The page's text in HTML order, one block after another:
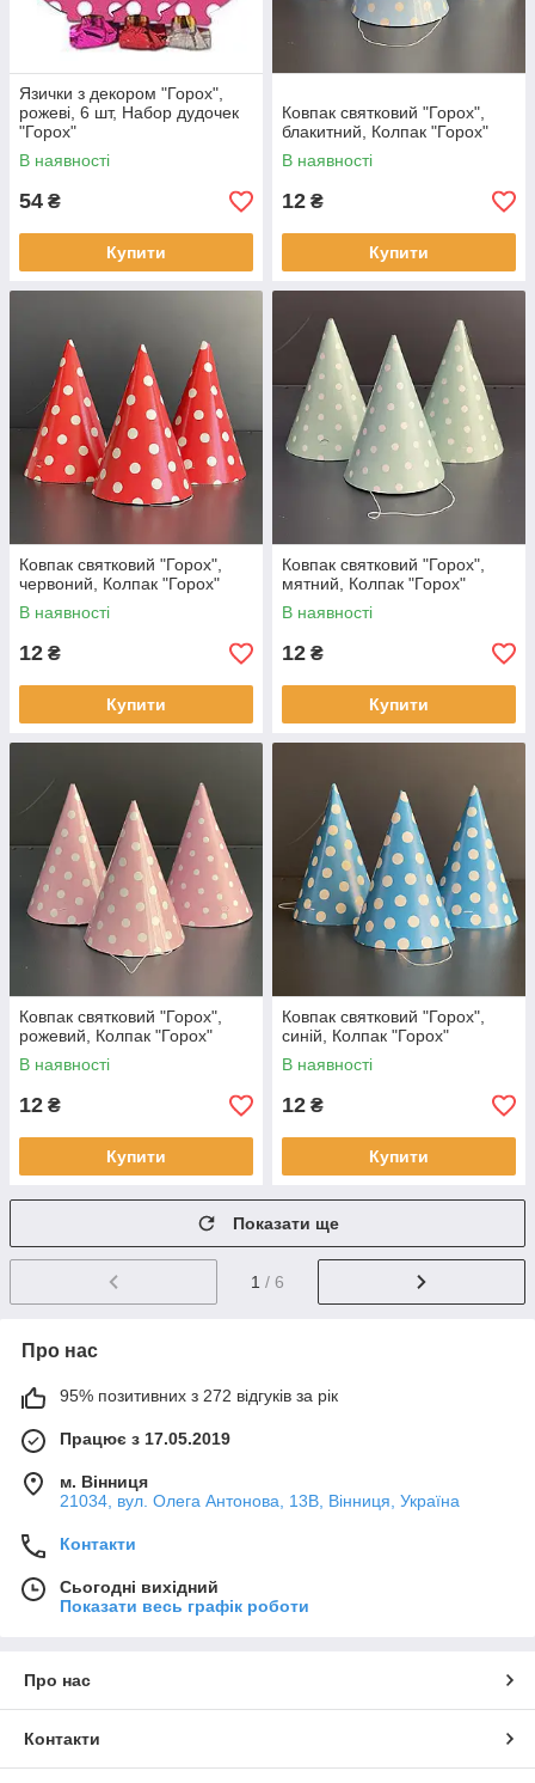
Язички з декором "Горох",
рожеві, 6 шт, Набор дудочек
"Горох"
В наявності
54 ₴
Купити
Ковпак святковий "Горох",
блакитний, Колпак "Горох"
В наявності
12 ₴
Купити
Ковпак святковий "Горох",
червоний, Колпак "Горох"
В наявності
12 ₴
Купити
Ковпак святковий "Горох",
мятний, Колпак "Горох"
В наявності
12 ₴
Купити
Ковпак святковий "Горох",
рожевий, Колпак "Горох"
В наявності
12 ₴
Купити
Ковпак святковий "Горох",
синій, Колпак "Горох"
В наявності
12 ₴
Купити
Показати ще
1 / 6
Про нас
95% позитивних з 272 відгуків за рік
Працює з 17.05.2019
м. Вінниця
21034, вул. Олега Антонова, 13В, Вінниця, Україна
Контакти
Сьогодні вихідний
Показати весь графік роботи
Про нас
Контакти